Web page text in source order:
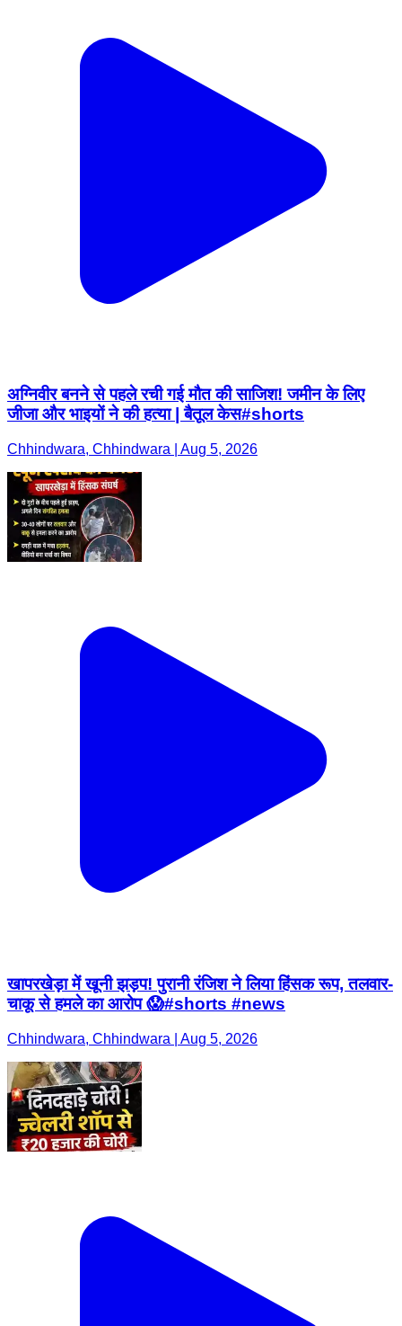
अग्निवीर बनने से पहले रची गई मौत की साजिश! जमीन के लिए
जीजा और भाइयों ने की हत्या | बैतूल केस#shorts
Chhindwara, Chhindwara | Aug 5, 2026
खापरखेड़ा में खूनी झड़प! पुरानी रंजिश ने लिया हिंसक रूप, तलवार-
चाकू से हमले का आरोप 😱#shorts #news
Chhindwara, Chhindwara | Aug 5, 2026